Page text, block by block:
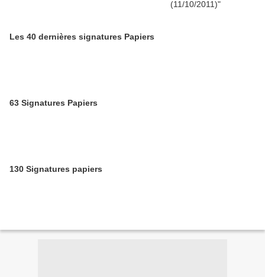
Les 40 dernières signatures Papiers
63 Signatures Papiers
130 Signatures papiers